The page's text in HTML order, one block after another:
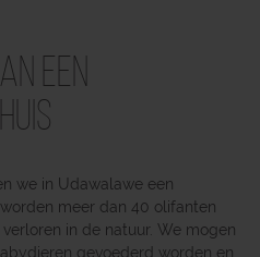
een
we in Udawalawe een
meer dan 40 olifanten
in de natuur. We mogen
gevoederd worden en